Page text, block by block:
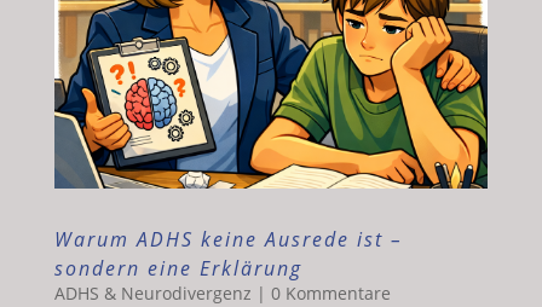
Warum ADHS keine Ausrede ist –
sondern eine Erklärung
ADHS & Neurodivergenz | 0 Kommentare